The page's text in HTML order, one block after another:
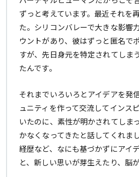
ずっと考えています。最近それを
た。シリコンバレーで大きな影響
ウントがあり、彼はずっと匿名で
すが、先日身元を特定されてしま
たんです。
それまでいろいろとアイデアを発
ュニティを作って交流してインス
いたのに、素性が明かされてしま
かなくなってきたと話してくれま
経歴など、なにも基づかずにアイ
と、新しい思いが芽生えたり、脳